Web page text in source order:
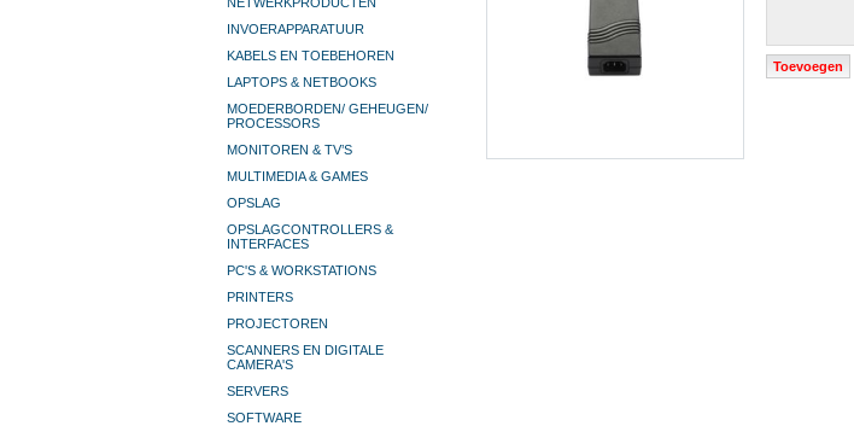
INVOERAPPARATUUR
KABELS EN TOEBEHOREN
LAPTOPS & NETBOOKS
MOEDERBORDEN/ GEHEUGEN/
PROCESSORS
MONITOREN & TV’S
MULTIMEDIA & GAMES
OPSLAG
OPSLAGCONTROLLERS &
INTERFACES
PC'S & WORKSTATIONS
PRINTERS
PROJECTOREN
SCANNERS EN DIGITALE
CAMERA'S
SERVERS
SOFTWARE
Toevoegen